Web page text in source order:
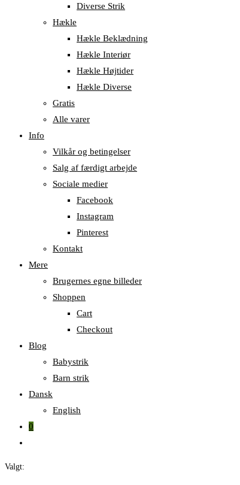
Diverse Strik
Hækle
Hækle Beklædning
Hækle Interiør
Hækle Højtider
Hækle Diverse
Gratis
Alle varer
Info
Vilkår og betingelser
Salg af færdigt arbejde
Sociale medier
Facebook
Instagram
Pinterest
Kontakt
Mere
Brugernes egne billeder
Shoppen
Cart
Checkout
Blog
Babystrik
Barn strik
Dansk
English
0
Valgt: